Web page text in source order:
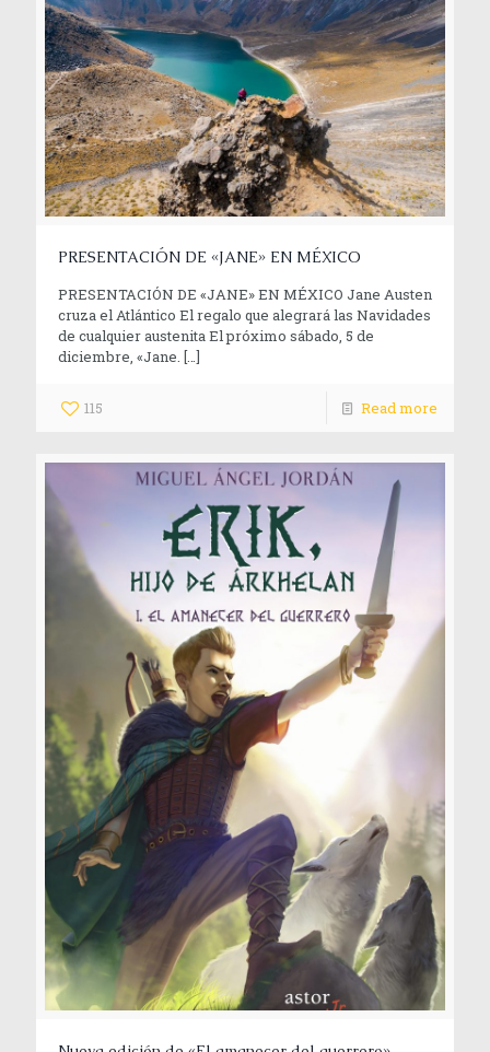
PRESENTACIÓN DE «JANE» EN MÉXICO
PRESENTACIÓN DE «JANE» EN MÉXICO Jane Austen
cruza el Atlántico El regalo que alegrará las Navidades
de cualquier austenita El próximo sábado, 5 de
diciembre, «Jane. […]
115 Read more